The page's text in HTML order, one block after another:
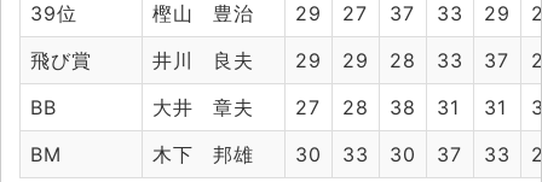
39位
樫山 豊治 29 27 37 33 29
飛び賞
井川 良夫 29 29 28 33 37
BB
大井 章夫 27 28 38 31 31
BM
木下 邦雄 30 33 30 37 33